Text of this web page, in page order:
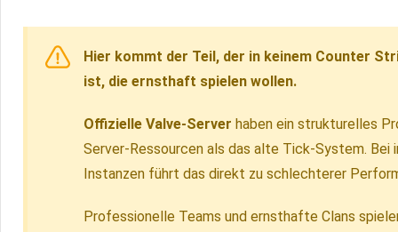
Hier kommt der Teil, der in keinem Counter
ist, die ernsthaft spielen wollen.
Offizielle Valve-Server haben ein strukturelles
Server-Ressourcen als das alte Tick-System.
Instanzen führt das direkt zu schlechterer
Professionelle Teams und ernsthafte Clans